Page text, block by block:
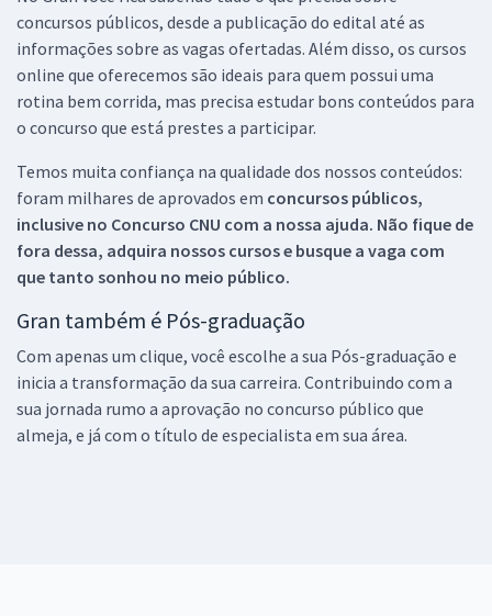
concursos públicos, desde a publicação do edital até as
informações sobre as vagas ofertadas. Além disso, os cursos
online que oferecemos são ideais para quem possui uma
rotina bem corrida, mas precisa estudar bons conteúdos para
o concurso que está prestes a participar.
Temos muita confiança na qualidade dos nossos conteúdos:
foram milhares de aprovados em concursos públicos,
inclusive no Concurso CNU com a nossa ajuda. Não fique de
fora dessa, adquira nossos cursos e busque a vaga com
que tanto sonhou no meio público.
Gran também é Pós-graduação
Com apenas um clique, você escolhe a sua Pós-graduação e
inicia a transformação da sua carreira. Contribuindo com a
sua jornada rumo a aprovação no concurso público que
almeja, e já com o título de especialista em sua área.